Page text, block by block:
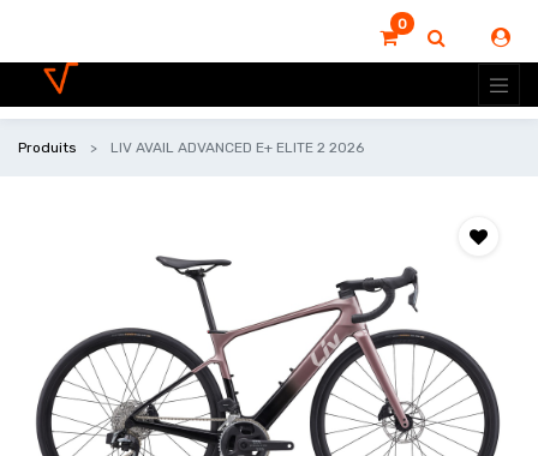
0
Produits LIV AVAIL ADVANCED E+ ELITE 2 2026